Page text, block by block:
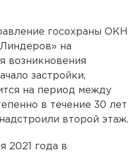
госохраны ОКН
на
возникновения
застройки,
на период между
в течение 30 лет
второй этаж.
2021 года в